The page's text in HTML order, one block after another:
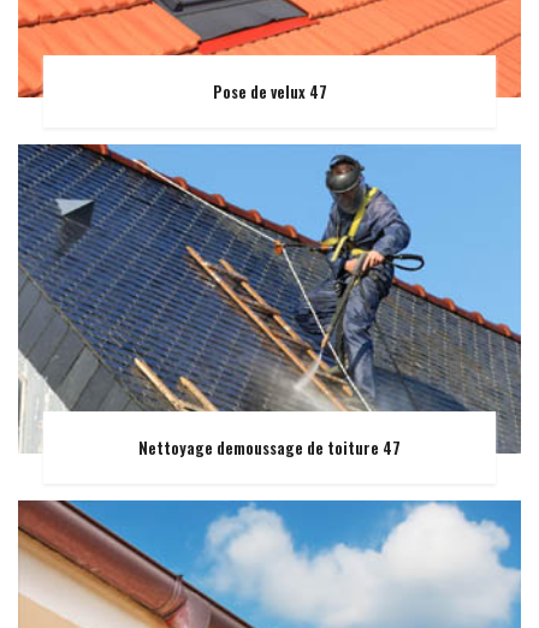
Pose de velux 47
Nettoyage demoussage de toiture 47